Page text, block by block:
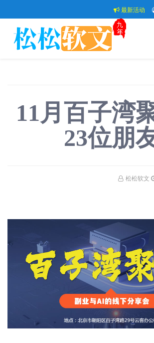
最新活动
11月百子湾
23位朋
松松软文